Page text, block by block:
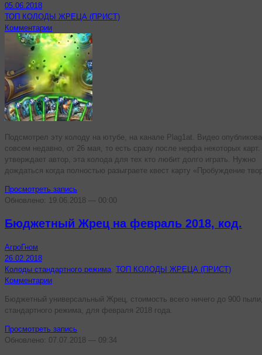
05.06.2018
ТОП КОЛОДЫ ЖРЕЦА (ПРИСТ)
Комментарии
Подсмотрел эту колоду на ютубе, на канале Plag1at. Видео
совсем недавно, от 26 мая, то есть сразу после нерфа некоторых карт.
утверждает автор, эта колода для тех кто любит долго играть. Нужно
дождаться когда полностью разыграете квест карту «Пробуждение
Просмотреть запись
Обновлено: 19.06.2018 — 00:00
Бюджетный Жрец на февраль 2018, код.
АгроГном
26.02.2018
Колоды стандартного режима ТОП КОЛОДЫ ЖРЕЦА (ПРИСТ)
Комментарии
Бюджетный универсальный Жрец, стоимость всего ничего до 900
стандартного режима, для февраля 2018 года.
Просмотреть запись
Обновлено: 07.07.2018 — 09:34